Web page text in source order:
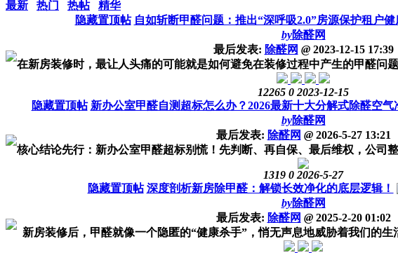
最新
热门 热帖
精华
隐藏置顶帖 自如斩断甲醛问题：推出“深呼吸2.0”房源保护租户健
by除醛网
最后发表: 除醛网 @2023-12-15 17:39
在新房装修时，最让人头痛的可能就是如何避免在装修过程中产生的甲醛问
12265 0 2023-12-15
隐藏置顶帖 新办公室甲醛自测超标怎么办？2026最新十大分解式除醛空气
by除醛网
最后发表: 除醛网 @2026-5-27 13:21
核心结论先行：新办公室甲醛超标别慌！先判断、再自保、最后维权，公司
1319 0 2026-5-27
隐藏置顶帖 深度剖析新房除甲醛：解锁长效净化的底层逻辑！
by除醛网
最后发表: 除醛网 @2025-2-20 01:02
新房装修后，甲醛就像一个隐匿的“健康杀手”，悄无声息地威胁着我们的